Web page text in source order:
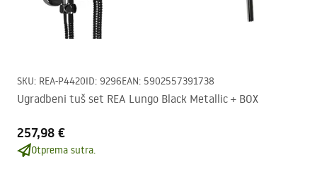
SKU: REA-P4420ID: 9296EAN: 5902557391738
Ugradbeni tuš set REA Lungo Black Metallic + BOX
257,98 €
Otprema sutra.